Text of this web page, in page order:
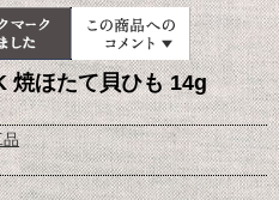
焼ほたて貝ひも 14g
品